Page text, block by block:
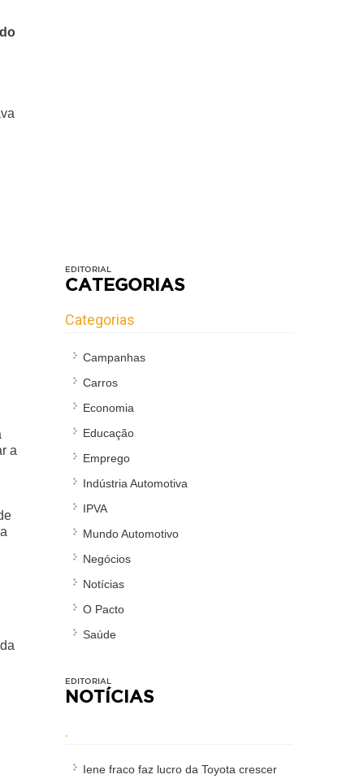
a
EDITORIAL
CATEGORIAS
Categorias
Campanhas
Carros
Economia
Educação
Emprego
Indústria Automotiva
IPVA
Mundo Automotivo
Negócios
Notícias
O Pacto
Saúde
EDITORIAL
NOTÍCIAS
.
Iene fraco faz lucro da Toyota crescer